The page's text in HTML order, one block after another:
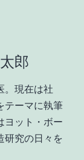
郎
。現在は社
テーマに執筆
ヨット・ボー
研究の日々を